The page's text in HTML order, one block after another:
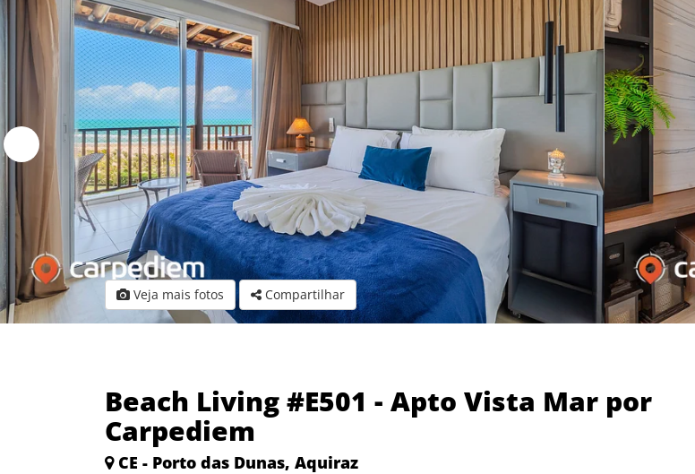
Veja mais fotos Compartilhar
Beach Living #E501 - Apto Vista Mar por
Carpediem
CE - Porto das Dunas, Aquiraz